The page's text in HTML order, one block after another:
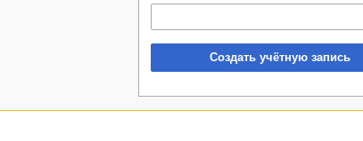
Создать учётную запись